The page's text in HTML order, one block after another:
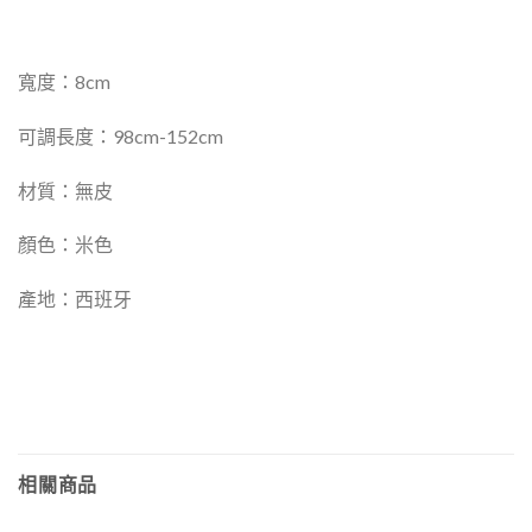
寬度：8cm
可調長度：98cm-152cm
材質：無皮
顏色：米色
產地：西班牙
相關商品